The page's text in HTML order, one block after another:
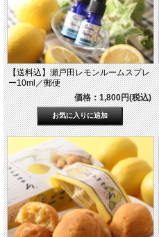
【送料込】瀬戸田レモンルームスプレ
ー10ml／郵便
価格：1,800円(税込)